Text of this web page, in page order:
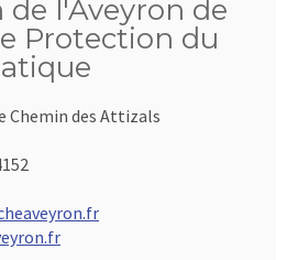
de l'Aveyron de
Protection du
Chemin des Attizals